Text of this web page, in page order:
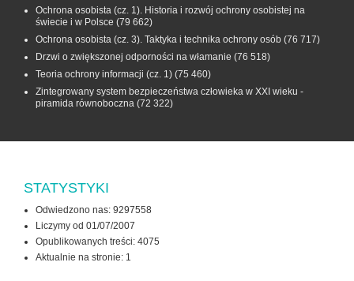
Ochrona osobista (cz. 1). Historia i rozwój ochrony osobistej na
świecie i w Polsce (79 662)
Ochrona osobista (cz. 3). Taktyka i technika ochrony osób (76 717)
Drzwi o zwiększonej odporności na włamanie (76 518)
Teoria ochrony informacji (cz. 1) (75 460)
Zintegrowany system bezpieczeństwa człowieka w XXI wieku -
piramida równoboczna (72 322)
STATYSTYKI
Odwiedzono nas: 9297558
Liczymy od 01/07/2007
Opublikowanych treści: 4075
Aktualnie na stronie: 1